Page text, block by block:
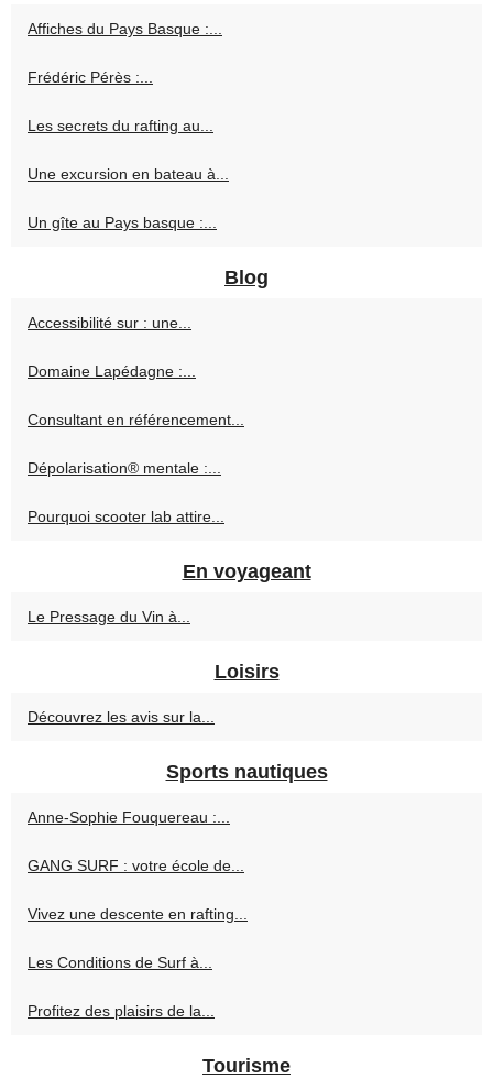
Affiches du Pays Basque :...
Frédéric Pérès :...
Les secrets du rafting au...
Une excursion en bateau à...
Un gîte au Pays basque :...
Blog
Accessibilité sur : une...
Domaine Lapédagne :...
Consultant en référencement...
Dépolarisation® mentale :...
Pourquoi scooter lab attire...
En voyageant
Le Pressage du Vin à...
Loisirs
Découvrez les avis sur la...
Sports nautiques
Anne-Sophie Fouquereau :...
GANG SURF : votre école de...
Vivez une descente en rafting...
Les Conditions de Surf à...
Profitez des plaisirs de la...
Tourisme